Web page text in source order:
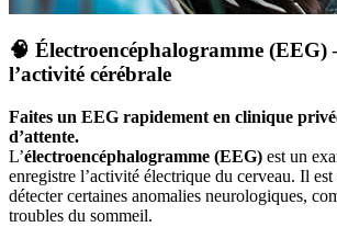
🧠 Électroencéphalogramme (EEG)
l’activité cérébrale
Faites un EEG rapidement en clinique
d’attente.
L’électroencéphalogramme (EEG) est un
enregistre l’activité électrique du cerveau. Il
détecter certaines anomalies neurologiques,
troubles du sommeil.